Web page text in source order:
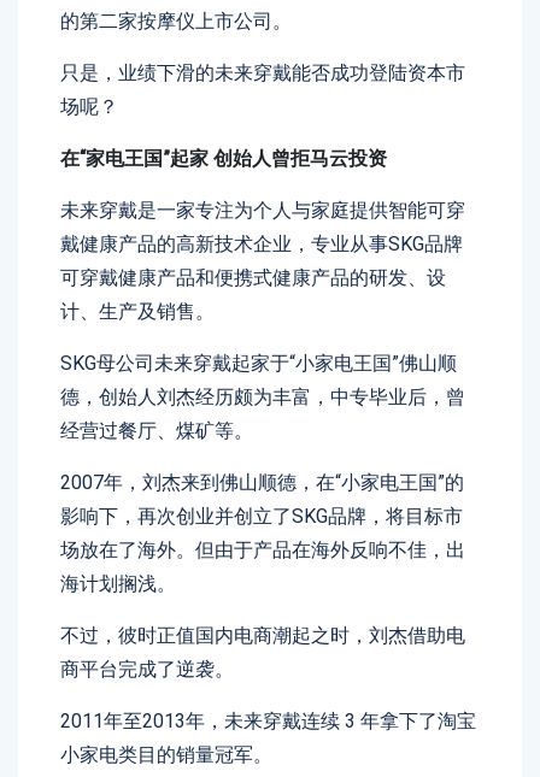
的第二家按摩仪上市公司。
只是，业绩下滑的未来穿戴能否成功登陆资本市
场呢？
在“家电王国”起家 创始人曾拒马云投资
未来穿戴是一家专注为个人与家庭提供智能可穿
戴健康产品的高新技术企业，专业从事SKG品牌
可穿戴健康产品和便携式健康产品的研发、设
计、生产及销售。
SKG母公司未来穿戴起家于“小家电王国”佛山顺
德，创始人刘杰经历颇为丰富，中专毕业后，曾
经营过餐厅、煤矿等。
2007年，刘杰来到佛山顺德，在“小家电王国”的
影响下，再次创业并创立了SKG品牌，将目标市
场放在了海外。但由于产品在海外反响不佳，出
海计划搁浅。
不过，彼时正值国内电商潮起之时，刘杰借助电
商平台完成了逆袭。
2011年至2013年，未来穿戴连续 3 年拿下了淘宝
小家电类目的销量冠军。